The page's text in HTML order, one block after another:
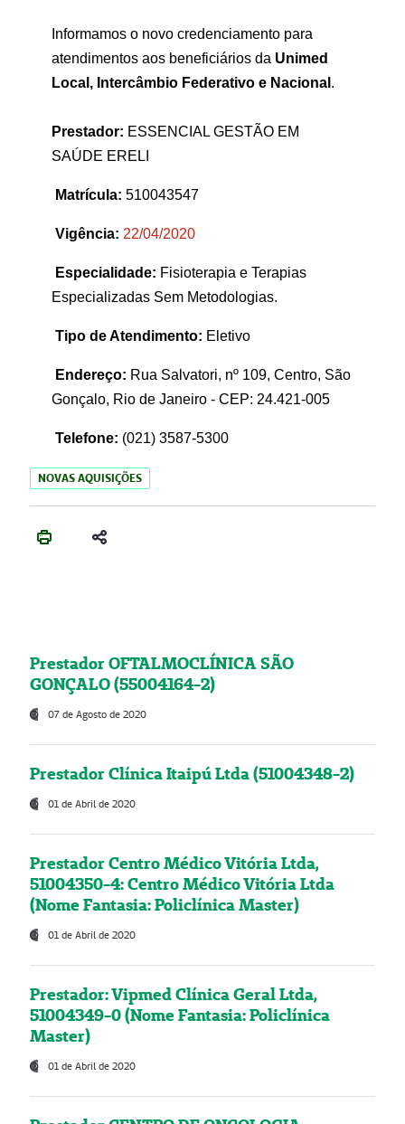
Informamos o novo credenciamento para
atendimentos aos beneficiários da Unimed
Local, Intercâmbio Federativo e Nacional .
Prestador: ESSENCIAL GESTÃO EM
SAÚDE ERELI
Matrícula: 510043547
Vigência: 22/04/2020
Especialidade: Fisioterapia e Terapias
Especializadas Sem Metodologias.
Tipo de Atendimento: Eletivo
Endereço: Rua Salvatori, nº 109, Centro, São
Gonçalo, Rio de Janeiro - CEP: 24.421-005
Telefone: (021) 3587-5300
NOVAS AQUISIÇÕES
Prestador OFTALMOCLÍNICA SÃO
GONÇALO (55004164-2)
07 de Agosto de 2020
Prestador Clínica Itaipú Ltda (51004348-2)
01 de Abril de 2020
Prestador Centro Médico Vitória Ltda,
51004350-4: Centro Médico Vitória Ltda
(Nome Fantasia: Policlínica Master)
01 de Abril de 2020
Prestador: Vipmed Clínica Geral Ltda,
51004349-0 (Nome Fantasia: Policlínica
Master)
01 de Abril de 2020